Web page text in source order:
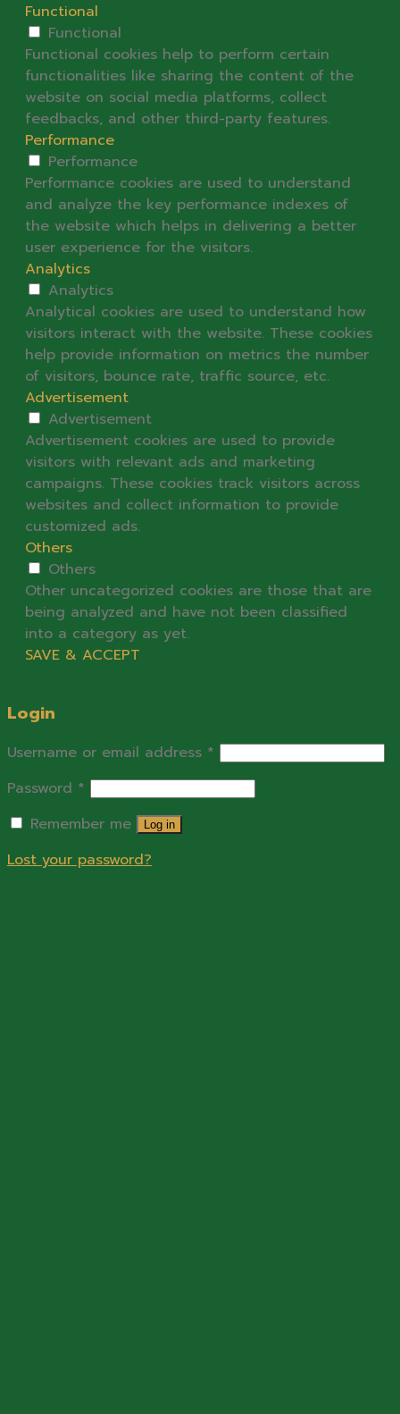
Functional
Functional
Functional cookies help to perform certain
functionalities like sharing the content of the
website on social media platforms, collect
feedbacks, and other third-party features.
Performance
Performance
Performance cookies are used to understand
and analyze the key performance indexes of
the website which helps in delivering a better
user experience for the visitors.
Analytics
Analytics
Analytical cookies are used to understand how
visitors interact with the website. These cookies
help provide information on metrics the number
of visitors, bounce rate, traffic source, etc.
Advertisement
Advertisement
Advertisement cookies are used to provide
visitors with relevant ads and marketing
campaigns. These cookies track visitors across
websites and collect information to provide
customized ads.
Others
Others
Other uncategorized cookies are those that are
being analyzed and have not been classified
into a category as yet.
SAVE & ACCEPT
Login
Username or email address *
Password *
Remember me
Log in
Lost your password?